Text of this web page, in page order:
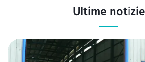
Ultime notizie